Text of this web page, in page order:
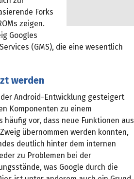
Forks
zeigen.
Googles
(GMS), die eine wesentlich
werden
Android-Entwicklung gesteigert
Komponenten zu einem
vor, dass neue Funktionen aus
übernommen werden konnten,
deutlich hinter dem internen
zu Problemen bei der
was Google durch die